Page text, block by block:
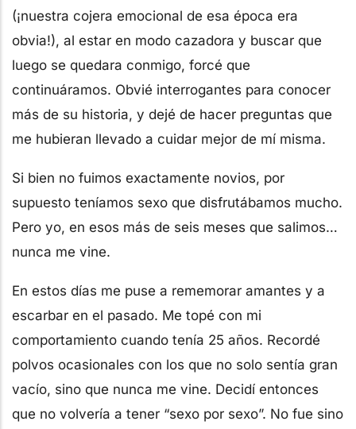
(¡nuestra cojera emocional de esa época era
obvia!), al estar en modo cazadora y buscar que
luego se quedara conmigo, forcé que
continuáramos. Obvié interrogantes para conocer
más de su historia, y dejé de hacer preguntas que
me hubieran llevado a cuidar mejor de mí misma.
Si bien no fuimos exactamente novios, por
supuesto teníamos sexo que disfrutábamos mucho.
Pero yo, en esos más de seis meses que salimos…
nunca me vine.
En estos días me puse a rememorar amantes y a
escarbar en el pasado. Me topé con mi
comportamiento cuando tenía 25 años. Recordé
polvos ocasionales con los que no solo sentía gran
vacío, sino que nunca me vine. Decidí entonces
que no volvería a tener “sexo por sexo”. No fue sino